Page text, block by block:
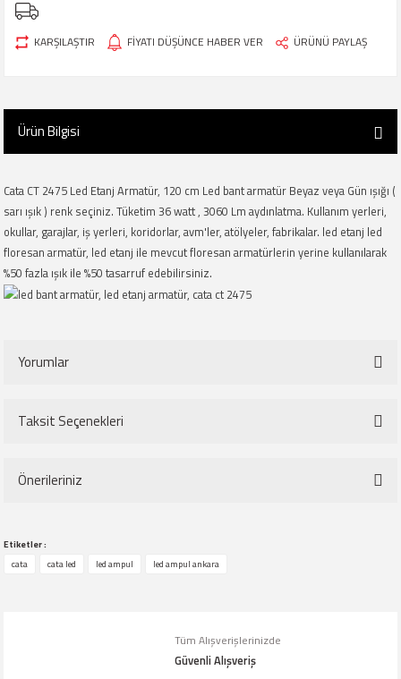
KARŞILAŞTIR FİYATI DÜŞÜNCE HABER VER ÜRÜNÜ PAYLAŞ
Ürün Bilgisi
Cata CT 2475 Led Etanj Armatür, 120 cm Led bant armatür Beyaz veya Gün ışığı (
sarı ışık ) renk seçiniz. Tüketim 36 watt , 3060 Lm aydınlatma. Kullanım yerleri,
okullar, garajlar, iş yerleri, koridorlar, avm'ler, atölyeler, fabrikalar. led etanj led
floresan armatür, led etanj ile mevcut floresan armatürlerin yerine kullanılarak
%50 fazla ışık ile %50 tasarruf edebilirsiniz.
Yorumlar
Taksit Seçenekleri
Önerileriniz
Bu ürünün fiyat bilgisi, resim, ürün açıklamalarında ve diğer konularda
yetersiz gördüğünüz noktaları öneri formunu kullanarak tarafımıza
Ürün resmi kalitesiz, bozuk veya görüntülenemiyor.
Etiketler :
cata
cata led led ampul led ampul ankara
Tüm Alışverişlerinizde
Güvenli Alışveriş